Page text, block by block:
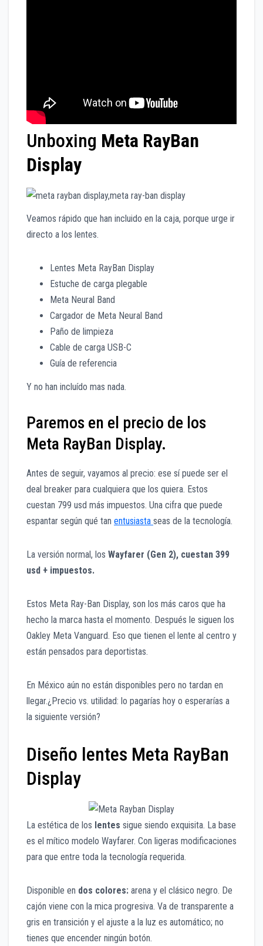
Unboxing Meta RayBan
Display
Veamos rápido que han incluido en la caja, porque urge ir
directo a los lentes.
Lentes Meta RayBan Display
Estuche de carga plegable
Meta Neural Band
Cargador de Meta Neural Band
Paño de limpieza
Cable de carga USB-C
Guía de referencia
Y no han incluído mas nada.
Paremos en el precio de los
Meta RayBan Display.
Antes de seguir, vayamos al precio: ese sí puede ser el
deal breaker para cualquiera que los quiera. Estos
cuestan 799 usd más impuestos. Una cifra que puede
espantar según qué tan entusiasta seas de la tecnología.
La versión normal, los Wayfarer (Gen 2), cuestan 399
usd + impuestos.
Estos Meta Ray-Ban Display, son los más caros que ha
hecho la marca hasta el momento. Después le siguen los
Oakley Meta Vanguard. Eso que tienen el lente al centro y
están pensados para deportistas.
En México aún no están disponibles pero no tardan en
llegar.¿Precio vs. utilidad: lo pagarías hoy o esperarías a
la siguiente versión?
Diseño lentes Meta RayBan
Display
La estética de los lentes sigue siendo exquisita. La base
es el mítico modelo Wayfarer. Con ligeras modificaciones
para que entre toda la tecnología requerida.
Disponible en dos colores: arena y el clásico negro. De
cajón viene con la mica progresiva. Va de transparente a
gris en transición y el ajuste a la luz es automático; no
tienes que encender ningún botón.